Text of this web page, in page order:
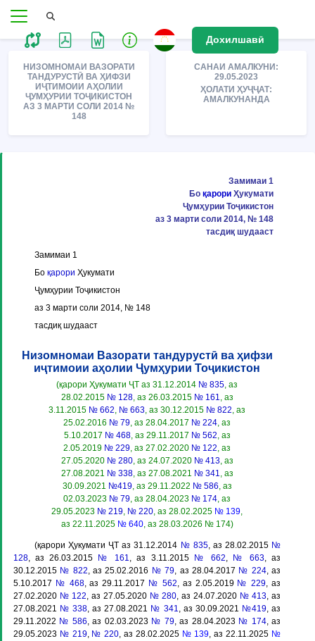
Дохилшавӣ
НИЗОМНОМАИ ВАЗОРАТИ
ТАНДУРУСТӢ ВА ҲИФЗИ
ИҶТИМОИИ АҲОЛИИ
ҶУМҲУРИИ ТОҶИКИСТОН
АЗ 3 МАРТИ СОЛИ 2014 №
148
САНАИ АМАЛКУНИ:
29.05.2023
ҲОЛАТИ ҲУҶҶАТ:
АМАЛКУНАНДА
Замимаи 1
Бо қарори Ҳукумати
Ҷумҳурии Тоҷикистон
аз 3 марти соли 2014, № 148
тасдиқ шудааст
Замимаи 1
Бо қарори Ҳукумати
Ҷумҳурии Тоҷикистон
аз 3 марти соли 2014, № 148
тасдиқ шудааст
Низомномаи Вазорати тандурустӣ ва ҳифзи
иҷтимоии аҳолии Ҷумҳурии Тоҷикистон
(қарори Ҳукумати ҶТ аз 31.12.2014 № 835, аз
28.02.2015 № 128, аз 26.03.2015 № 161, аз
3.11.2015 № 662, № 663, аз 30.12.2015 № 822, аз
25.02.2016 № 79, аз 28.04.2017 № 224, аз
5.10.2017 № 468, аз 29.11.2017 № 562, аз
2.05.2019 № 229, аз 27.02.2020 № 122, аз
27.05.2020 № 280, аз 24.07.2020 № 413, аз
27.08.2021 № 338, аз 27.08.2021 № 341, аз
30.09.2021 №419, аз 29.11.2022 № 586, аз
02.03.2023 № 79, аз 28.04.2023 № 174, аз
29.05.2023 № 219, № 220, аз 28.02.2025 № 139,
аз 22.11.2025 № 640, аз 28.03.2026 № 174)
(қарори Ҳукумати ҶТ аз 31.12.2014 № 835, аз 28.02.2015 №
128, аз 26.03.2015 № 161, аз 3.11.2015 № 662, № 663, аз
30.12.2015 № 822, аз 25.02.2016 № 79, аз 28.04.2017 № 224, аз
5.10.2017 № 468, аз 29.11.2017 № 562, аз 2.05.2019 № 229, аз
27.02.2020 № 122, аз 27.05.2020 № 280, аз 24.07.2020 № 413, аз
27.08.2021 № 338, аз 27.08.2021 № 341, аз 30.09.2021 №419, аз
29.11.2022 № 586, аз 02.03.2023 № 79, аз 28.04.2023 № 174, аз
29.05.2023 № 219, № 220, аз 28.02.2025 № 139, аз 22.11.2025 №